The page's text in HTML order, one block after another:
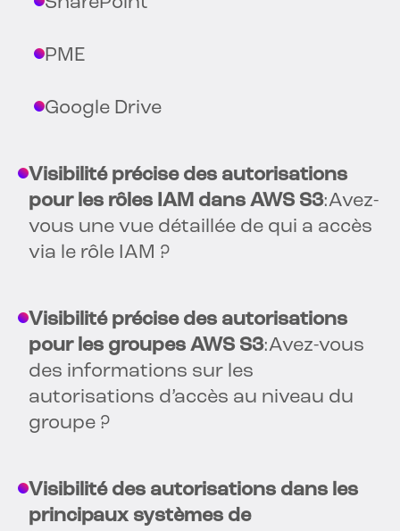
PME
Google Drive
Visibilité précise des autorisations
pour les rôles IAM dans AWS S3:Avez-
vous une vue détaillée de qui a accès
via le rôle IAM ?
Visibilité précise des autorisations
pour les groupes AWS S3:Avez-vous
des informations sur les
autorisations d’accès au niveau du
groupe ?
Visibilité des autorisations dans les
principaux systèmes de